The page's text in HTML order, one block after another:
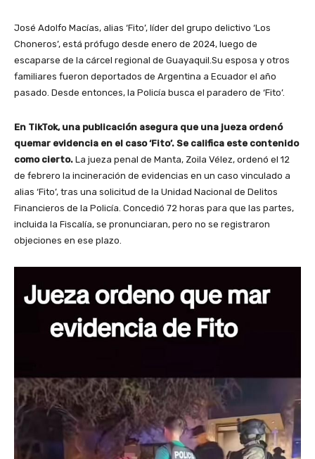
José Adolfo Macías, alias ‘Fito’, líder del grupo delictivo ‘Los
Choneros’, está prófugo desde enero de 2024, luego de
escaparse de la cárcel regional de Guayaquil.Su esposa y otros
familiares fueron deportados de Argentina a Ecuador el año
pasado. Desde entonces, la Policía busca el paradero de ‘Fito’.
En TikTok, una publicación asegura que una jueza ordenó
quemar evidencia en el caso ‘Fito’. Se califica este contenido
como cierto. La jueza penal de Manta, Zoila Vélez, ordenó el 12
de febrero la incineración de evidencias en un caso vinculado a
alias ‘Fito’, tras una solicitud de la Unidad Nacional de Delitos
Financieros de la Policía. Concedió 72 horas para que las partes,
incluida la Fiscalía, se pronunciaran, pero no se registraron
objeciones en ese plazo.